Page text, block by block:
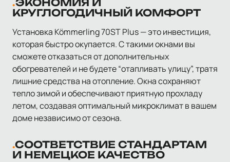
ЭКОНОМИЯ И
КРУГЛОГОДИЧНЫЙ КОМФОРТ
Установка Kömmerling 70ST Plus — это инвестиция,
которая быстро окупается. С такими окнами вы
сможете отказаться от дополнительных
обогревателей и не будете “отапливать улицу”, тратя
лишние средства на отопление. Окна сохраняют
тепло зимой и обеспечивают приятную прохладу
летом, создавая оптимальный микроклимат в вашем
доме независимо от сезона.
СООТВЕТСТВИЕ СТАНДАРТАМ
И НЕМЕЦКОЕ КАЧЕСТВО